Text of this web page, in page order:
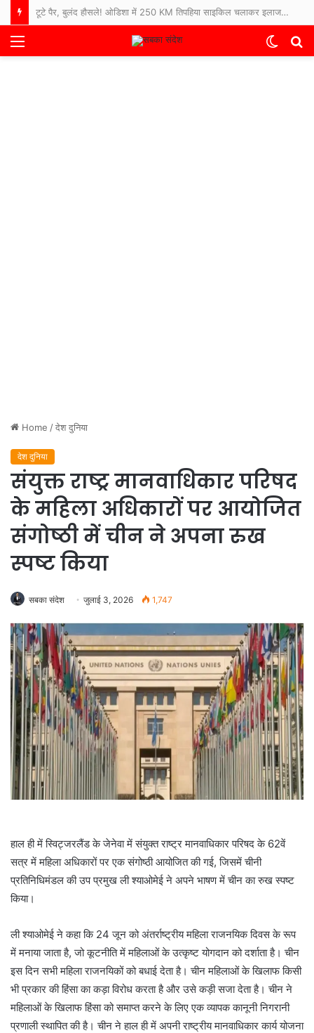
टूटे पैर, बुलंद हौसले! ओडिशा में 250 KM तिपहिया साइकिल चलाकर इलाज कराने अस्पताल पहुंचे 65 साल के बुजुर्ग
Menu
Switch
Home /देश दुनिया
देश दुनिया
संयुक्त राष्ट्र मानवाधिकार परिषद
के महिला अधिकारों पर आयोजित
संगोष्ठी में चीन ने अपना रुख
स्पष्ट किया
सबका संदेश जुलाई 3, 2026 1,747
हाल ही में स्विट्जरलैंड के जेनेवा में संयुक्त राष्ट्र मानवाधिकार परिषद के 62वें
सत्र में महिला अधिकारों पर एक संगोष्ठी आयोजित की गई, जिसमें चीनी
प्रतिनिधिमंडल की उप प्रमुख ली श्याओमेई ने अपने भाषण में चीन का रुख स्पष्ट
किया।
ली श्याओमेई ने कहा कि 24 जून को अंतर्राष्ट्रीय महिला राजनयिक दिवस के रूप
में मनाया जाता है, जो कूटनीति में महिलाओं के उत्कृष्ट योगदान को दर्शाता है। चीन
इस दिन सभी महिला राजनयिकों को बधाई देता है। चीन महिलाओं के खिलाफ किसी
भी प्रकार की हिंसा का कड़ा विरोध करता है और उसे कड़ी सजा देता है। चीन ने
महिलाओं के खिलाफ हिंसा को समाप्त करने के लिए एक व्यापक कानूनी निगरानी
प्रणाली स्थापित की है। चीन ने हाल ही में अपनी राष्ट्रीय मानवाधिकार कार्य योजना